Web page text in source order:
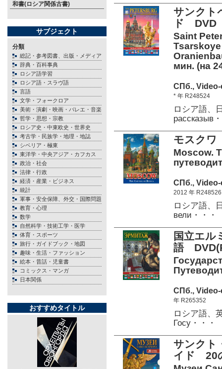
和書(ロシア関係古書)
サブジェクト
分類
総記・参考図書、出版・メディア
辞典・百科事典
ロシア語学習
ロシア語・スラヴ語
言語
文学・フォークロア
美術・演劇・映画・バレエ・音楽
哲学・思想・宗教
ロシア史・中東欧史・世界史
考古学・民族学・地理・地誌
シベリア・極東
東洋学・中央アジア・カフカス
政治・社会
法律・行政
経済・産業・ビジネス
統計
軍事・安全保障、外交・国際問題
教育・心理
数学
自然科学・技術工学・医学
体育・スポーツ
旅行・ガイドブック・地図
趣味・生活・ファッション
絵本・昔話・児童書
コミックス・マンガ
日本関係
おすすめタイトル
サンクト
ド DVD
Saint
мин. (на
СПб.,
* 年 R248524
ロシア語、
рассказыв
モスク
Moscow.
СПб.,
2012 年 R248526
ロシア語、
вели・・・
国立エ
語
СПб.,
年 R265352
ロシア語、
Госу・・・
サンクト
イド 20